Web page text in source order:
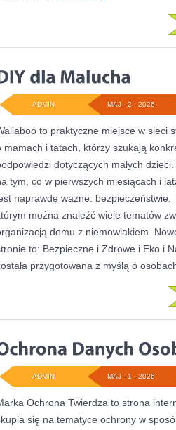
MAJ - 2 - 2026
ADMIN
to praktyczne miejsce w sieci
mamach i tatach, którzy szukają
dotyczących małych
tym, co w pierwszych miesiącach i
naprawdę ważne: bezpieczeństwie.
można znaleźć wiele tematów
domu z niemowlakiem.
to: Bezpieczne i Zdrowe i Eko i
przygotowana z myślą o
MAJ - 1 - 2026
ADMIN
Ochrona Twierdza to strona
się na tematyce ochrony w